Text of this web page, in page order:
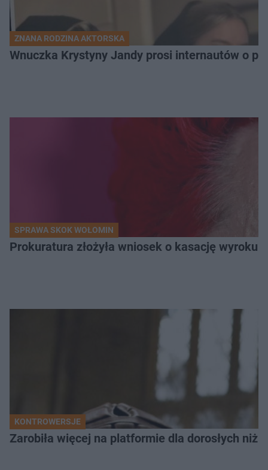
ZNANA RODZINA AKTORSKA
Wnuczka Krystyny Jandy prosi internautów o
SPRAWA SKOK WOŁOMIN
Prokuratura złożyła wniosek o kasację wyroku
KONTROWERSJE
Zarobiła więcej na platformie dla dorosłych